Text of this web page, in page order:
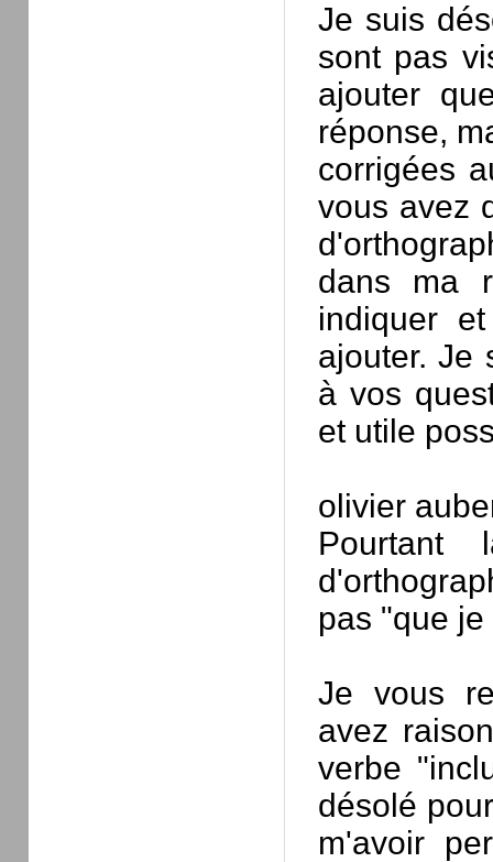
Je suis
sont pas
ajouter
réponse,
corrigées
vous avez
dans ma
indiquer
ajouter. Je
à vos
et utile
olivier
pas "que
Je vous
avez
verbe
désolé
m'avoir